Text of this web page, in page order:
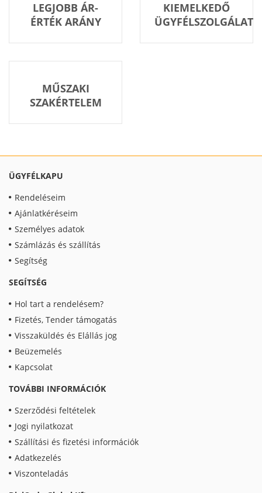
LEGJOBB ÁR-
ÉRTÉK ARÁNY
KIEMELKEDŐ
ÜGYFÉLSZOLGÁLAT
MŰSZAKI
SZAKÉRTELEM
ÜGYFÉLKAPU
Rendeléseim
Ajánlatkéréseim
Személyes adatok
Számlázás és szállítás
Segítség
SEGÍTSÉG
Hol tart a rendelésem?
Fizetés, Tender támogatás
Visszaküldés és Elállás jog
Beüzemelés
Kapcsolat
TOVÁBBI INFORMÁCIÓK
Szerződési feltételek
Jogi nyilatkozat
Szállítási és fizetési információk
Adatkezelés
Viszonteladás